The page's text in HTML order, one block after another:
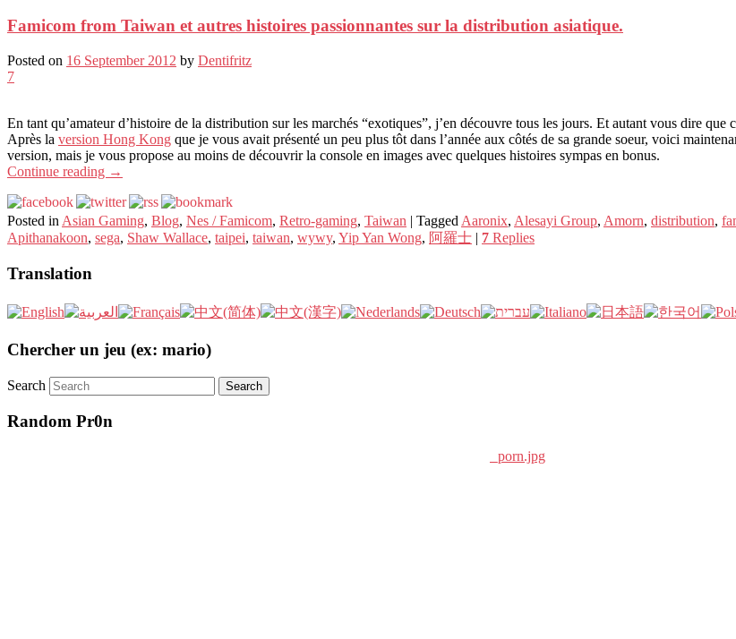
Famicom from Taiwan et autres histoires passionnantes sur la distribution asiatique.
Posted on 16 September 2012 by Dentifritz
7
En tant qu’amateur d’histoire de la distribution sur les marchés “exotiques”, j’en découvre tous les jours. Et autant vous dire
Après la version Hong Kong que je vous avait présenté un peu plus tôt dans l’année aux côtés de sa grande soeur, voici
version, mais je vous propose au moins de découvrir la console en images avec quelques histoires sympas en bonus.
Continue reading →
Posted in Asian Gaming, Blog, Nes / Famicom, Retro-gaming, Taiwan | Tagged Aaronix, Alesayi Group, Amorn, distribution,
Apithanakoon, sega, Shaw Wallace, taipei, taiwan, wywy, Yip Yan Wong, 阿羅士 | 7 Replies
Translation
Chercher un jeu (ex: mario)
Search
Random Pr0n